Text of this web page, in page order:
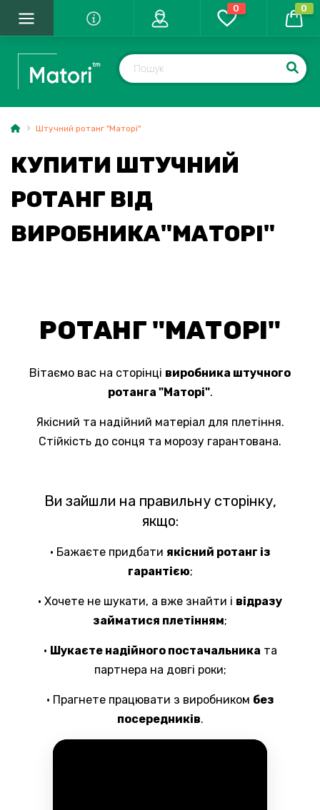
0 0
Штучний ротанг "Маторі"
КУПИТИ ШТУЧНИЙ
РОТАНГ ВІД
ВИРОБНИКА"МАТОРІ"
РОТАНГ "МАТОРІ"
Вітаємо вас на сторінці виробника штучного
ротанга "Маторі".
Якісний та надійний матеріал для плетіння.
Стійкість до сонця та морозу гарантована.
Ви зайшли на правильну сторінку,
якщо:
• Бажаєте придбати якісний ротанг із
гарантією;
• Хочете не шукати, а вже знайти і відразу
займатися плетінням;
• Шукаєте надійного постачальника та
партнера на довгі роки;
• Прагнете працювати з виробником без
посередників.